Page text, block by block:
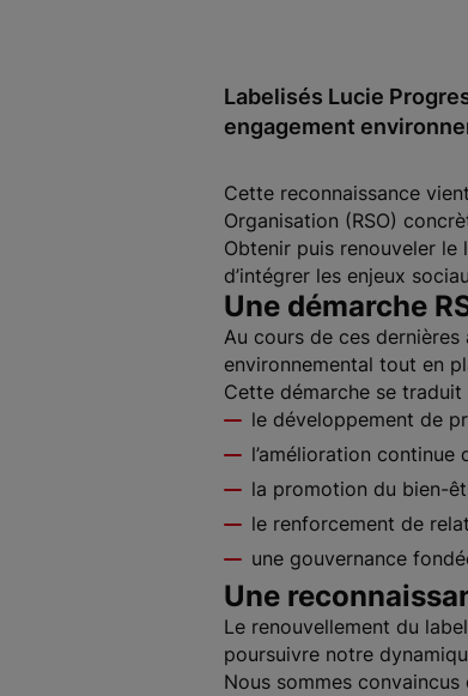
Labelisés Lucie
engagement
Cette reconnaissance
Organisation (RSO)
Obtenir puis renouveler le
d’intégrer les enjeux
Une démarche
Au cours de ces
environnemental tout en
Cette démarche se
le développement de
l’amélioration
la promotion du bien-
le renforcement de
une gouvernance
Une
Le renouvellement du
poursuivre notre
Nous sommes